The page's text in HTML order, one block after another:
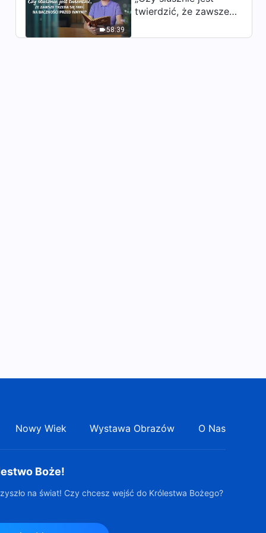
28:40
na włosku” Odrzucenie
więzów fałszywych pasterzy
i powrót do Boga
58:39
twierdzić, że zawsze
baczności przed
Nowy Wiek Wystawa Obrazów O Nas
Boże!
na świat! Czy chcesz wejść do Królestwa Bożego?